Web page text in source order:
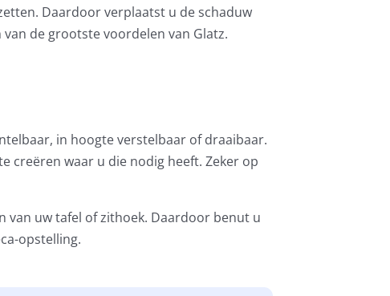
Daardoor verplaatst u de schaduw
de grootste voordelen van Glatz.
in hoogte verstelbaar of draaibaar.
creëren waar u die nodig heeft. Zeker op
van uw tafel of zithoek. Daardoor benut u
opstelling.